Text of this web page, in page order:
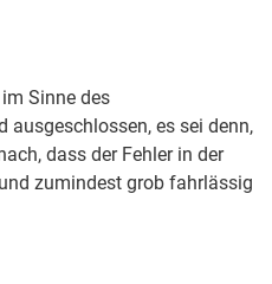
Sinne des
es sei denn,
dass der Fehler in der
zumindest grob fahrlässig